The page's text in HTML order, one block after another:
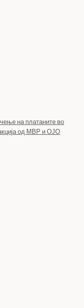
на платаните во
од МВР и ОЈО